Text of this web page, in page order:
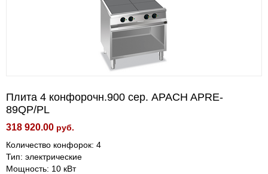
Плита 4 конфорочн.900 сер. APACH APRE-
89QP/PL
318 920.00 руб.
Количество конфорок: 4
Тип: электрические
Мощность: 10 кВт